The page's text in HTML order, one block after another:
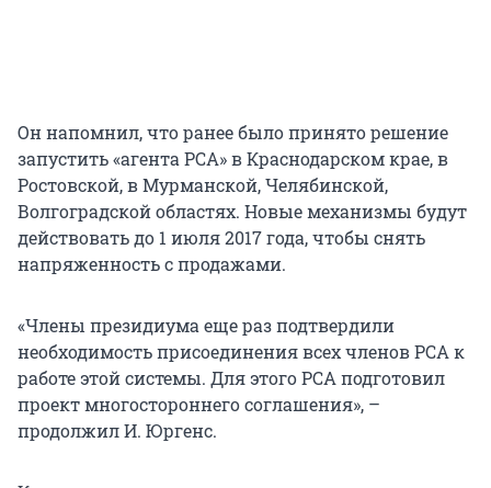
Он напомнил, что ранее было принято решение
запустить «агента РСА» в Краснодарском крае, в
Ростовской, в Мурманской, Челябинской,
Волгоградской областях. Новые механизмы будут
действовать до 1 июля 2017 года, чтобы снять
напряженность с продажами.
«Члены президиума еще раз подтвердили
необходимость присоединения всех членов РСА к
работе этой системы. Для этого РСА подготовил
проект многостороннего соглашения», –
продолжил И. Юргенс.